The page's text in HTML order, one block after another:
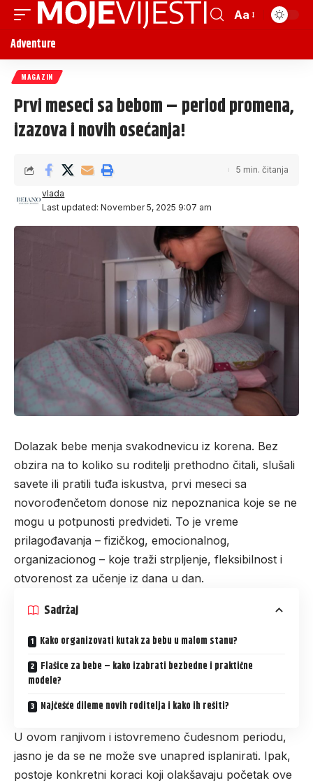
Aa
Adventure
MAGAZIN
Prvi meseci sa bebom – period promena,
izazova i novih osećanja!
Last updated: November 5, 2025 9:07 am
vlada
5 min. čitanja
Dolazak bebe menja svakodnevicu iz korena. Bez
obzira na to koliko su roditelji prethodno čitali, slušali
savete ili pratili tuđa iskustva, prvi meseci sa
novorođenčetom donose niz nepoznanica koje se ne
mogu u potpunosti predvideti. To je vreme
prilagođavanja – fizičkog, emocionalnog,
organizacionog – koje traži strpljenje, fleksibilnost i
otvorenost za učenje iz dana u dan.
Sadržaj
Kako organizovati kutak za bebu u malom stanu?
Flašice za bebe – kako izabrati bezbedne i praktične
modele?
Najčešće dileme novih roditelja i kako ih rešiti?
U ovom ranjivom i istovremeno čudesnom periodu,
jasno je da se ne može sve unapred isplanirati. Ipak,
postoje konkretni koraci koji olakšavaju početak ove